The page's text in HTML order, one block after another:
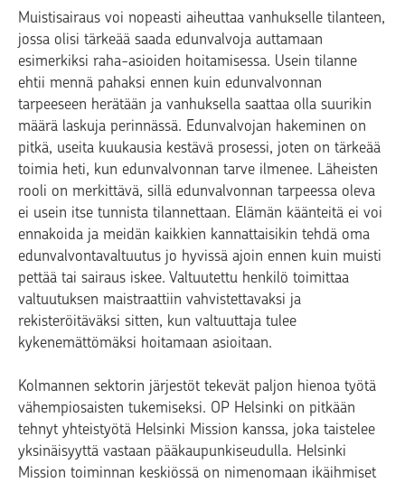
Muistisairaus voi nopeasti aiheuttaa vanhukselle tilanteen,
jossa olisi tärkeää saada edunvalvoja auttamaan
esimerkiksi raha-asioiden hoitamisessa. Usein tilanne
ehtii mennä pahaksi ennen kuin edunvalvonnan
tarpeeseen herätään ja vanhuksella saattaa olla suurikin
määrä laskuja perinnässä. Edunvalvojan hakeminen on
pitkä, useita kuukausia kestävä prosessi, joten on tärkeää
toimia heti, kun edunvalvonnan tarve ilmenee. Läheisten
rooli on merkittävä, sillä edunvalvonnan tarpeessa oleva
ei usein itse tunnista tilannettaan. Elämän käänteitä ei voi
ennakoida ja meidän kaikkien kannattaisikin tehdä oma
edunvalvontavaltuutus jo hyvissä ajoin ennen kuin muisti
pettää tai sairaus iskee. Valtuutettu henkilö toimittaa
valtuutuksen maistraattiin vahvistettavaksi ja
rekisteröitäväksi sitten, kun valtuuttaja tulee
kykenemättömäksi hoitamaan asioitaan.
Kolmannen sektorin järjestöt tekevät paljon hienoa työtä
vähempiosaisten tukemiseksi. OP Helsinki on pitkään
tehnyt yhteistyötä Helsinki Mission kanssa, joka taistelee
yksinäisyyttä vastaan pääkaupunkiseudulla. Helsinki
Mission toiminnan keskiössä on nimenomaan ikäihmiset